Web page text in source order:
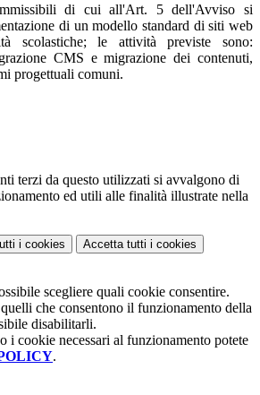
di cui all'Art. 5 dell'Avviso si
di un modello standard di siti web
scolastiche; le attività previste sono:
CMS e migrazione dei contenuti,
progettuali comuni.
terzi da questo utilizzati si avvalgono di
ed utili alle finalità illustrate nella
i cookies Accetta tutti i cookies
scegliere quali cookie consentire.
che consentono il funzionamento della
disabilitarli.
i cookie necessari al funzionamento potete
.